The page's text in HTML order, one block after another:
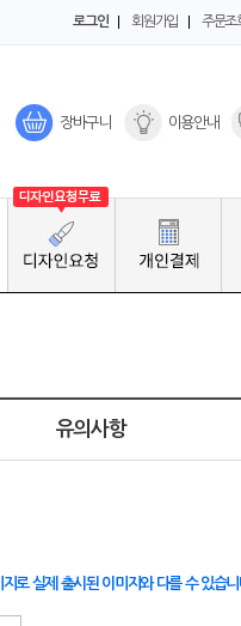
주문조
회원가입
로그인
이용안내
장바구니
유의사항
로 실제 출시된 이미지와 다를 수 있습니